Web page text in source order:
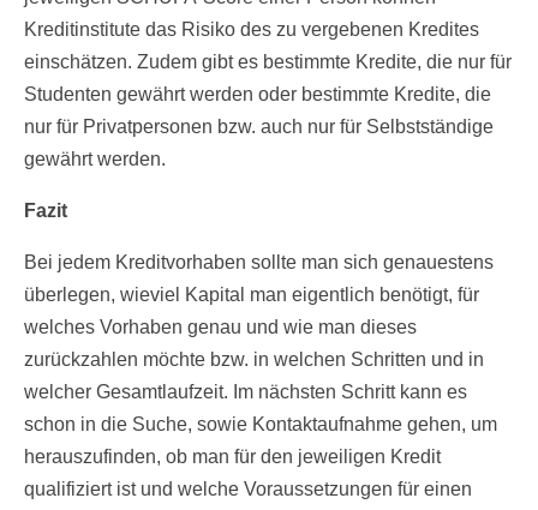
Kreditinstitute das Risiko des zu vergebenen Kredites
einschätzen. Zudem gibt es bestimmte Kredite, die nur für
Studenten gewährt werden oder bestimmte Kredite, die
nur für Privatpersonen bzw. auch nur für Selbstständige
gewährt werden.
Fazit
Bei jedem Kreditvorhaben sollte man sich genauestens
überlegen, wieviel Kapital man eigentlich benötigt, für
welches Vorhaben genau und wie man dieses
zurückzahlen möchte bzw. in welchen Schritten und in
welcher Gesamtlaufzeit. Im nächsten Schritt kann es
schon in die Suche, sowie Kontaktaufnahme gehen, um
herauszufinden, ob man für den jeweiligen Kredit
qualifiziert ist und welche Voraussetzungen für einen